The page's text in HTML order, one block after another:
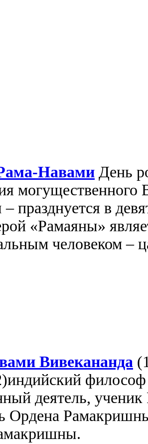
Навами День
могущественного
празднуется в
«Рамаяны»
человеком –
Вивекананда
деятель,
Ордена